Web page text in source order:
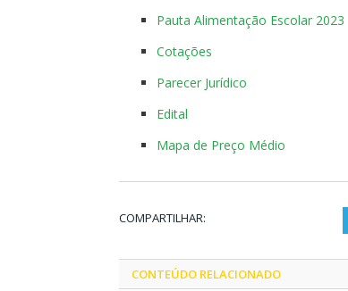
Pauta Alimentação Escolar 2023
Cotações
Parecer Jurídico
Edital
Mapa de Preço Médio
COMPARTILHAR:
CONTEÚDO RELACIONADO